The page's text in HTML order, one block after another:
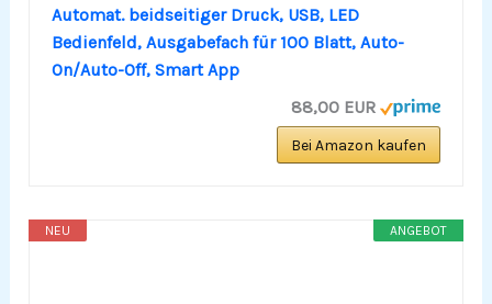
Automat. beidseitiger Druck, USB, LED
Bedienfeld, Ausgabefach für 100 Blatt, Auto-
On/Auto-Off, Smart App
88,00 EUR
Bei Amazon kaufen
ANGEBOT
NEU